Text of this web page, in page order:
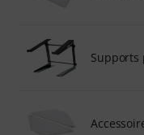
Supports